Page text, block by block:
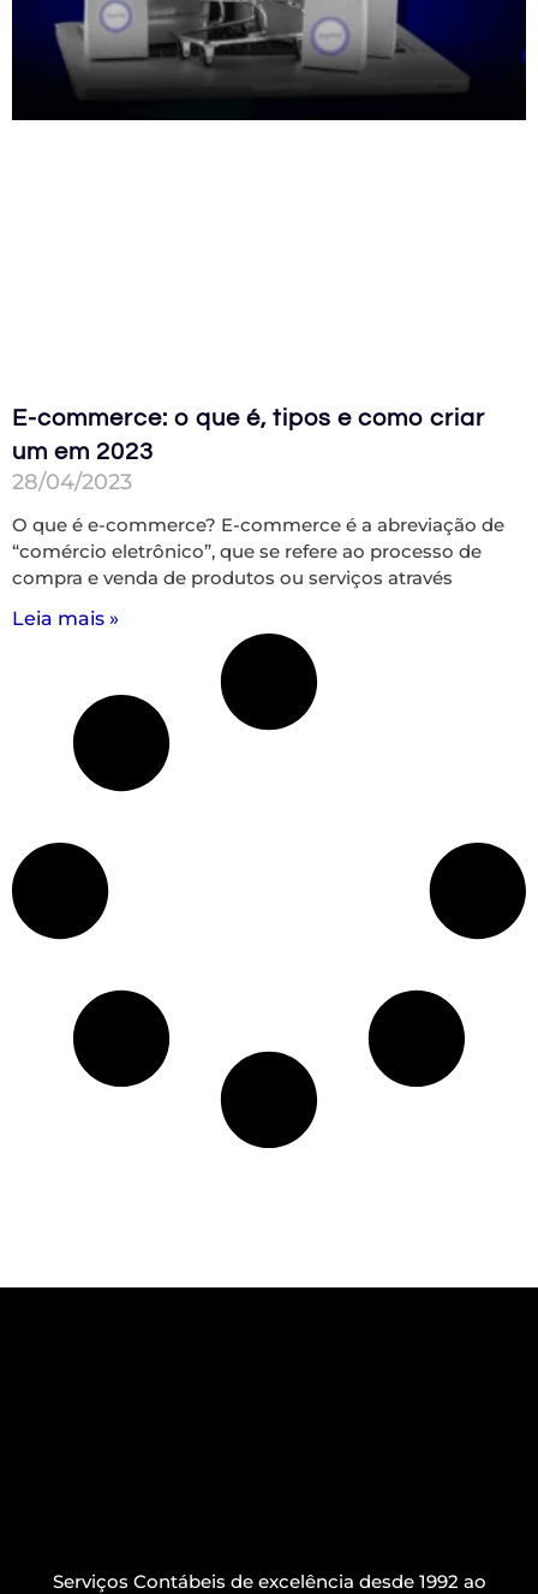
E-commerce: o que é, tipos e como criar
um em 2023
28/04/2023
O que é e-commerce? E-commerce é a abreviação de
“comércio eletrônico”, que se refere ao processo de
compra e venda de produtos ou serviços através
Leia mais »
Serviços Contábeis de excelência desde 1992 ao